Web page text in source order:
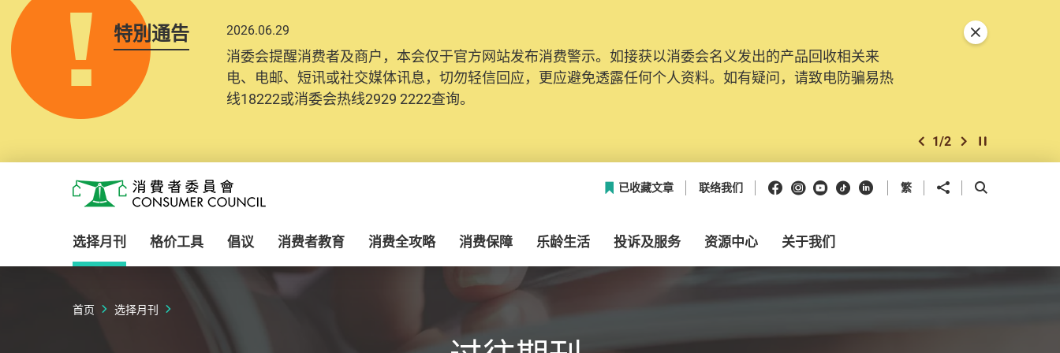
特別通告 2026.06.29
消委会提醒消费者及商户，本会仅于官方网站发布消费警示。如接获以消委会名义发出的产品回收相关来
电、电邮、短讯或社交媒体讯息，切勿轻信回应，更应避免透露任何个人资料。如有疑问，请致电防骗易热
线18222或消委会热线2929 2222查询。
上一个
1/2 下一个开始/暂停幻灯
关闭特別通告
消费者委员会
已收藏文章 联络我们 Facebook
Instagram
Youtube
抖音领英 繁 分享到 开启搜寻框
选择月刊 格价工具 倡议 消费者教育 消费全攻略 消费保障 乐龄生活 投诉及服务 资源中心 关于我们
首页 选择月刊